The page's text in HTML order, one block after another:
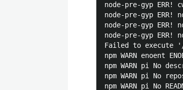
node-pre-gyp ERR!
node-pre-gyp ERR!
node-pre-gyp ERR!
node-pre-gyp ERR!
Failed to execute '/
npm WARN enoent
npm WARN pi No
npm WARN pi No
npm WARN pi No